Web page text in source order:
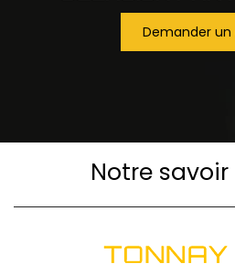
Demander un
Notre